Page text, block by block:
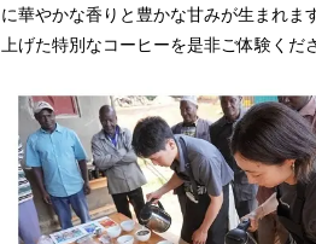
華やかな香りと豊かな甘みが生まれま
げた特別なコーヒーを是非ご体験くだ